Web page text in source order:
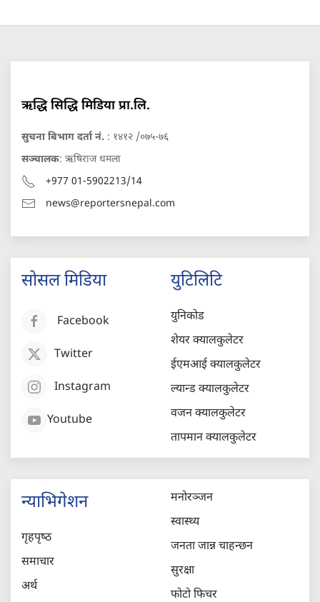
ऋद्धि सिद्धि मिडिया प्रा.लि.
सुचना बिभाग दर्ता नं. : १४१२ /०७५-७६
सञ्चालक: ऋषिराज धमला
+977 01-5902213/14
news@reportersnepal.com
सोसल मिडिया
Facebook
Twitter
Instagram
Youtube
युटिलिटि
युनिकोड
शेयर क्यालकुलेटर
ईएमआई क्यालकुलेटर
ल्यान्ड क्यालकुलेटर
वजन क्यालकुलेटर
तापमान क्यालकुलेटर
न्याभिगेशन
गृहपृष्‍ठ
समाचार
अर्थ
मनोरञ्जन
स्वास्थ्य
जनता जान्न चाहन्छन
सुरक्षा
फोटो फिचर